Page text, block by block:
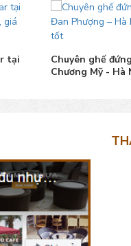
tại
Chuyên ghế
Chương Mỹ - Hà